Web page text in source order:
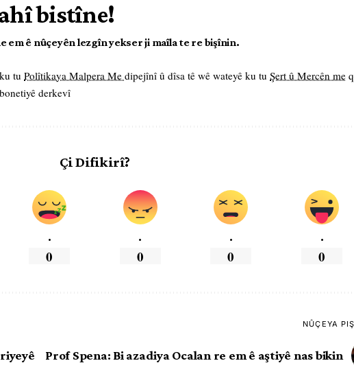
bistîne!
em ê nûçeyên lezgîn yekser ji maîla te re bişînin.
tu Polîtikaya Malpera Me dipejînî û dîsa tê wê wateyê ku tu Şert û Mercên me
derkevî
Çi Difikirî?
.
0
.
0
.
0
.
0
NÛÇEYA
Prof Spena: Bi azadiya Ocalan re em ê aştiyê nas bikin